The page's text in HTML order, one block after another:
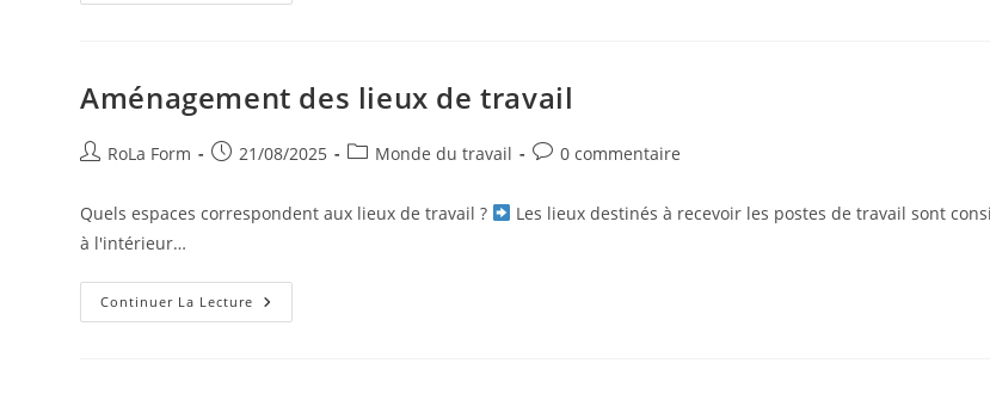
Aménagement des lieux de travail
RoLa Form 21/08/2025 Monde du travail 0 commentaire
Quels espaces correspondent aux lieux de travail ?
Les lieux destinés à recevoir les postes de travail sont
à l'intérieur…
Continuer La Lecture